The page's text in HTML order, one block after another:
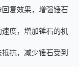
复效果，增强锤石
度，增加锤石的机
抗，减少锤石受到